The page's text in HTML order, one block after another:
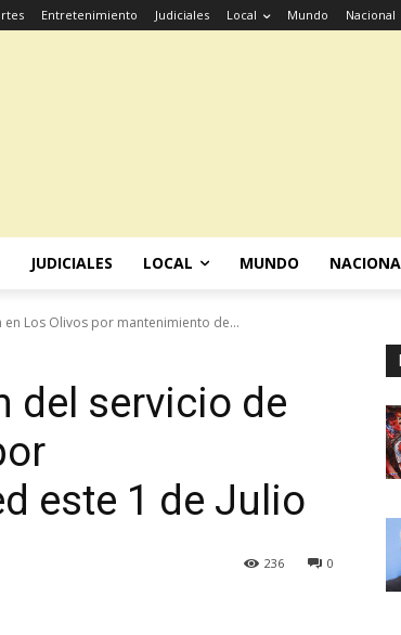
Entretenimiento Judiciales Local Mundo Nacional
JUDICIALES LOCAL MUNDO
Los Olivos por mantenimiento de...
del servicio de
este 1 de Julio
0
236